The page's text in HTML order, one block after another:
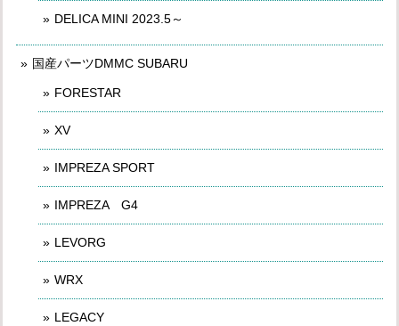
DELICA MINI 2023.5～
国産パーツDMMC SUBARU
FORESTAR
XV
IMPREZA SPORT
IMPREZA G4
LEVORG
WRX
LEGACY